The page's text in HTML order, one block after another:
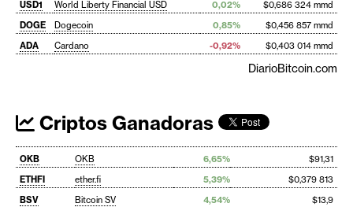
USD1 World Liberty Financial USD 0,02%
$0,686 324 mmd
DOGE
Dogecoin 0,85%
$0,456 857 mmd
ADA
Cardano -0,92% $0,403 014 mmd
DiarioBitcoin.com
Criptos Ganadoras
OKB OKB 6,65%
$91,31
ETHFI
ether.fi 5,39%
$0,379 813
BSV
Bitcoin SV 4,54%
$13,9